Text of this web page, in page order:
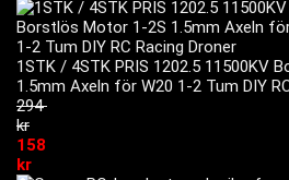
1STK / 4STK PRIS 1202.5 11500KV
1.5mm Axeln för W20 1-2 Tum DIY
294
kr
158
kr